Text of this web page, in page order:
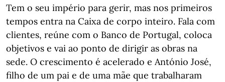
Tem o seu império para gerir, mas nos primeiros
tempos entra na Caixa de corpo inteiro. Fala com
clientes, reúne com o Banco de Portugal, coloca
objetivos e vai ao ponto de dirigir as obras na
sede. O crescimento é acelerado e António José,
filho de um pai e de uma mãe que trabalharam